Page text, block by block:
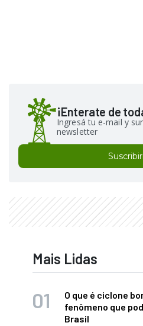
¡Enterate de
Ingresá tu e-mail y
newsletter
Mais Lidas
O que é ciclone
fenômeno que
Brasil